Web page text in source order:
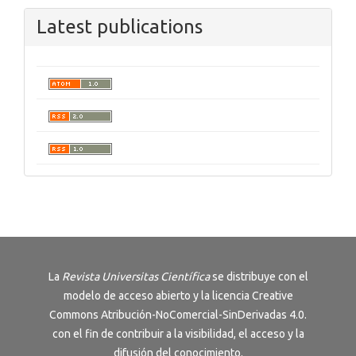
Latest publications
La Revista Universitas Científicase distribuye con el
modelo de acceso abierto y la licencia Creative
Commons Atribución-NoComercial-SinDerivadas 4.0.
con el fin de contribuir a la visibilidad, el acceso y la
difusión del conocimiento.